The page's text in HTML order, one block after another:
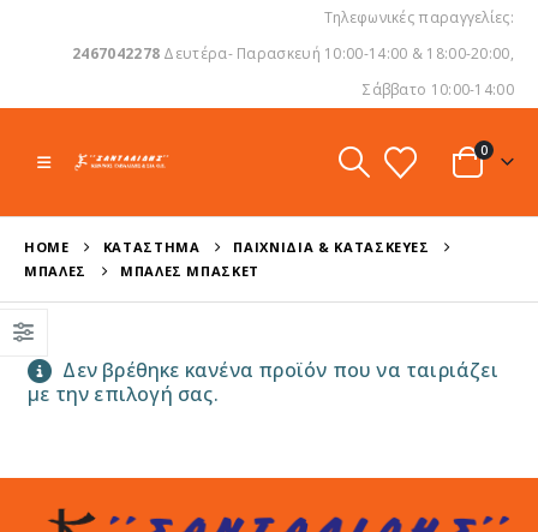
Τηλεφωνικές παραγγελίες:
2467042278 Δευτέρα- Παρασκευή 10:00-14:00 & 18:00-20:00,
Σάββατο 10:00-14:00
0
HOME ΚΑΤΆΣΤΗΜΑ
ΠΑΙΧΝΊΔΙΑ & ΚΑΤΑΣΚΕΥΈΣ
ΜΠΆΛΕΣ
ΜΠΆΛΕΣ ΜΠΆΣΚΕΤ
Δεν βρέθηκε κανένα προϊόν που να ταιριάζει
με την επιλογή σας.